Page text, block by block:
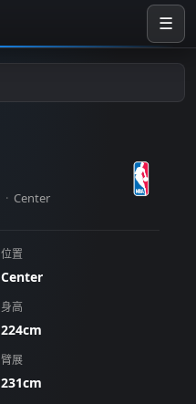
☰
Center
位置
Center
身高
224cm
臂展
231cm